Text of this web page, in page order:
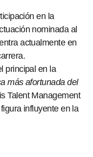
en la
nominada al
actualmente en
principal en la
más afortunada del
Talent Management
influyente en la